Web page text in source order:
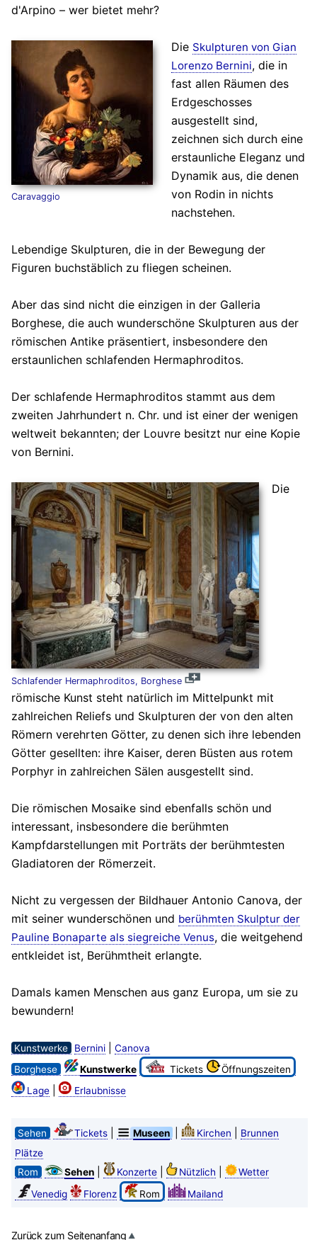
d'Arpino – wer bietet mehr?
Caravaggio
Die Skulpturen von Gian
Lorenzo Bernini, die in
fast allen Räumen des
Erdgeschosses
ausgestellt sind,
zeichnen sich durch eine
erstaunliche Eleganz und
Dynamik aus, die denen
von Rodin in nichts
nachstehen.
Lebendige Skulpturen, die in der Bewegung der
Figuren buchstäblich zu fliegen scheinen.
Aber das sind nicht die einzigen in der Galleria
Borghese, die auch wunderschöne Skulpturen aus der
römischen Antike präsentiert, insbesondere den
erstaunlichen schlafenden Hermaphroditos.
Der schlafende Hermaphroditos stammt aus dem
zweiten Jahrhundert n. Chr. und ist einer der wenigen
weltweit bekannten; der Louvre besitzt nur eine Kopie
von Bernini.
Schlafender Hermaphroditos, Borghese
Die
römische Kunst steht natürlich im Mittelpunkt mit
zahlreichen Reliefs und Skulpturen der von den alten
Römern verehrten Götter, zu denen sich ihre lebenden
Götter gesellten: ihre Kaiser, deren Büsten aus rotem
Porphyr in zahlreichen Sälen ausgestellt sind.
Die römischen Mosaike sind ebenfalls schön und
interessant, insbesondere die berühmten
Kampfdarstellungen mit Porträts der berühmtesten
Gladiatoren der Römerzeit.
Nicht zu vergessen der Bildhauer Antonio Canova, der
mit seiner wunderschönen und berühmten Skulptur der
Pauline Bonaparte als siegreiche Venus, die weitgehend
entkleidet ist, Berühmtheit erlangte.
Damals kamen Menschen aus ganz Europa, um sie zu
bewundern!
Kunstwerke Bernini| Canova
Borghese
Kunstwerke Tickets
Öffnungszeiten
Lage| Erlaubnisse
Sehen Tickets| Museen Kirchen
Brunnen
Plätze
Rom
Sehen| Konzerte| Nützlich
Wetter
Venedig
Florenz Rom Mailand
Zurück zum Seitenanfang